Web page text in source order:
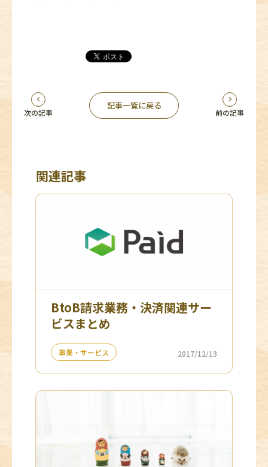
次の記事
記事一覧に戻る
前の記事
関連記事
BtoB請求業務・決済関連サー
ビスまとめ
事業・サービス 2017/12/13